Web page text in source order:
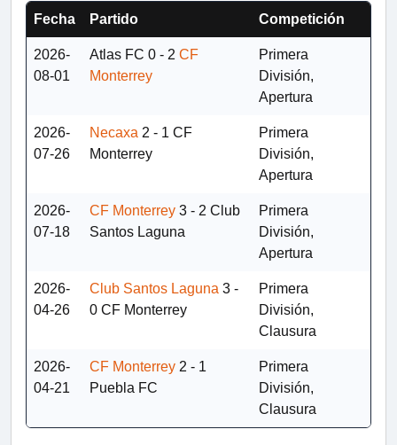
Fecha Partido Competición
2026-
08-01
Atlas FC 0 - 2 CF
Monterrey
Primera
División,
Apertura
2026-
07-26
Necaxa 2 - 1 CF
Monterrey
Primera
División,
Apertura
2026-
07-18
CF Monterrey 3 - 2 Club
Santos Laguna
Primera
División,
Apertura
2026-
04-26
Club Santos Laguna 3 -
0 CF Monterrey
Primera
División,
Clausura
2026-
04-21
CF Monterrey 2 - 1
Puebla FC
Primera
División,
Clausura